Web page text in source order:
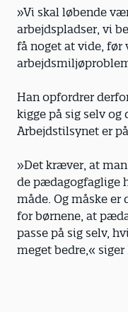
»Vi skal løbende
arbejdspladser, vi
få noget at vide, før
Han opfordrer
kigge på sig selv og
Arbejdstilsynet er
»Det kræver, at
de pædagogfaglige
måde. Og måske
for børnene, at
passe på sig selv,
meget bedre,« siger